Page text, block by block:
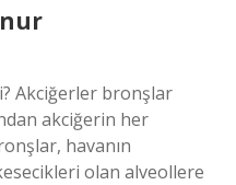
Akciğerler bronşlar
akciğerin her
havanın
olan alveollere